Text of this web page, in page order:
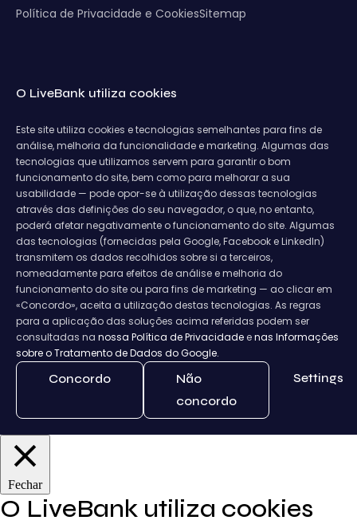
Política de Privacidade e CookiesSitemap
O LiveBank utiliza cookies
Este site utiliza cookies e tecnologias semelhantes para fins de
análise, melhoria da funcionalidade e marketing. Algumas das
tecnologias que utilizamos servem para garantir o bom
funcionamento do site, bem como para melhorar a sua
usabilidade — pode opor-se à utilização dessas tecnologias
através das definições do seu navegador, o que, no entanto,
poderá afetar negativamente o funcionamento do site. Algumas
das tecnologias (fornecidas pela Google, Facebook e LinkedIn)
transmitem os dados recolhidos sobre si a terceiros,
nomeadamente para efeitos de análise e melhoria do
funcionamento do site ou para fins de marketing — ao clicar em
«Concordo», aceita a utilização destas tecnologias. As regras
para a aplicação das soluções acima referidas podem ser
consultadas na nossa Política de Privacidade enas Informações
sobre o Tratamento de Dados do Google.
Concordo
Não
concordo
Settings
Fechar
O LiveBank utiliza cookies